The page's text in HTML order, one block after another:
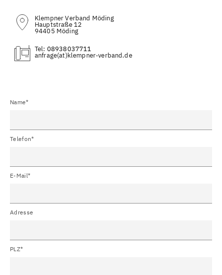
Klempner Verband Möding
Hauptstraße 12
94405 Möding
Tel: 08938037711
(at)
Name*
Telefon*
E-Mail*
Adresse
PLZ*